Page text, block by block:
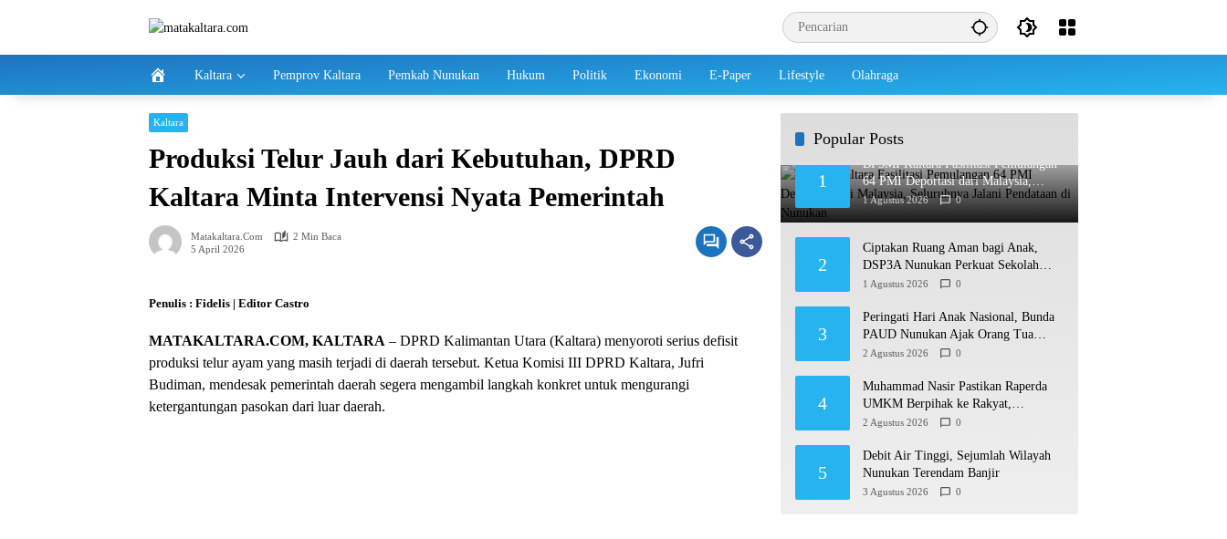
Kaltara Pemprov Kaltara Pemkab Nunukan Hukum Politik Ekonomi E-Paper Lifestyle Olahraga
Kaltara
Produksi Telur Jauh dari Kebutuhan, DPRD
Kaltara Minta Intervensi Nyata Pemerintah
Matakaltara.com
2 Min Baca
5 April 2026
Penulis : Fidelis | Editor Castro
MATAKALTARA.COM, KALTARA – DPRD Kalimantan Utara (Kaltara) menyoroti serius defisit
produksi telur ayam yang masih terjadi di daerah tersebut. Ketua Komisi III DPRD Kaltara, Jufri
Budiman, mendesak pemerintah daerah segera mengambil langkah konkret untuk mengurangi
ketergantungan pasokan dari luar daerah.
Popular Posts
1
BP3MI Kaltara Fasilitasi Pemulangan
64 PMI Deportasi dari Malaysia,
Seluruhnya Jalani Pendataan di
1 Agustus 2026 0
2
Ciptakan Ruang Aman bagi Anak,
DSP3A Nunukan Perkuat Sekolah
Ramah Anak
1 Agustus 2026 0
3
Peringati Hari Anak Nasional, Bunda
PAUD Nunukan Ajak Orang Tua
Biasakan Anak Gemar Berolahraga
2 Agustus 2026 0
4
Muhammad Nasir Pastikan Raperda
UMKM Berpihak ke Rakyat,
Permudah Usaha hingga Perluas Pasar
2 Agustus 2026 0
5
Debit Air Tinggi, Sejumlah Wilayah
Nunukan Terendam Banjir
3 Agustus 2026 0